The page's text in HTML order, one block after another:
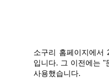
소구리 홈페이지에서
입니다. 그 이전에는 "
사용했습니다.